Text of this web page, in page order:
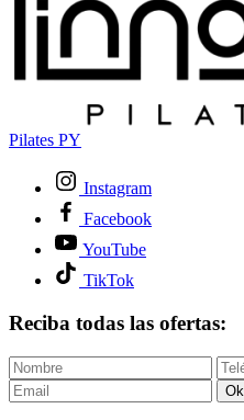
Pilates PY
Instagram
Facebook
YouTube
TikTok
Reciba todas las ofertas:
Ok